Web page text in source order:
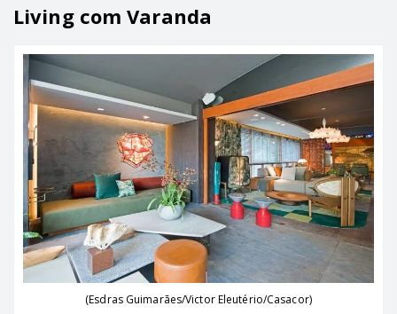
Living com Varanda
(Esdras Guimarães/Victor Eleutério/Casacor)